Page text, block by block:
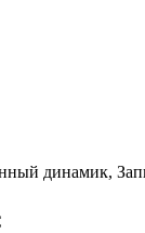
динамик,